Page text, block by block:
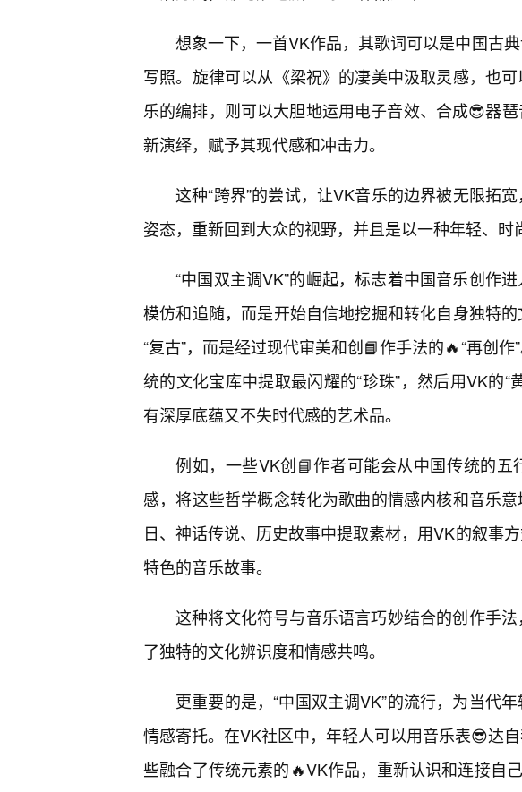
想象一下，一首VK作品，其歌词可以是中国古
写照。旋律可以从《梁祝》的凄美中汲取灵感，也
乐的编排，则可以大胆地运用电子音效、合成😎器
新演绎，赋予其现代感和冲击力。
这种“跨界”的尝试，让VK音乐的边界被无限拓
姿态，重新回到大众的视野，并且是以一种年轻、时
“中国双主调VK”的崛起，标志着中国音乐创作
模仿和追随，而是开始自信地挖掘和转化自身独特
“复古”，而是经过现代审美和创📘作手法的🔥“再创
统的文化宝库中提取最闪耀的“珍珠”，然后用VK的
有深厚底蕴又不失时代感的艺术品。
例如，一些VK创📘作者可能会从中国传统的五
感，将这些哲学概念转化为歌曲的情感内核和音乐
日、神话传说、历史故事中提取素材，用VK的叙事
特色的音乐故事。
这种将文化符号与音乐语言巧妙结合的创作手
了独特的文化辨识度和情感共鸣。
更重要的是，“中国双主调VK”的流行，为当代
情感寄托。在VK社区中，年轻人可以用音乐表😎达
些融合了传统元素的🔥VK作品，重新认识和连接自